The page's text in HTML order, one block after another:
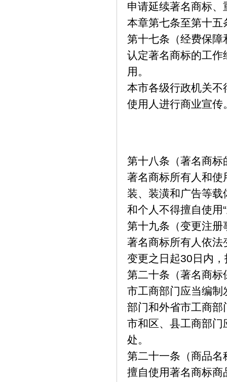
申请延续著名商标
本章第七条至第十五
第十七条（经费保障
认定著名商标的工
用。
本市各级行政机关
使用人进行商业宣传
第十八条（著名商标
著名商标所有人和使
装、装潢和广告等载
和个人不得擅自使用
第十九条（变更注册
著名商标所有人依
变更之日起30 日内
第二十条（著名商标
市工商部门应当编
部门和外省市工商部
市和区、县工商部
处。
第二十一条（商品
擅自使用著名商标